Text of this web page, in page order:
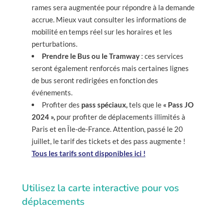
rames sera augmentée pour répondre à la demande
accrue. Mieux vaut consulter les informations de
mobilité en temps réel sur les horaires et les
perturbations.
Prendre le Bus ou le Tramway: ces services
seront également renforcés mais certaines lignes
de bus seront redirigées en fonction des
événements.
Profiter des pass spéciaux,tels que le« Pass JO
2024 », pour profiter de déplacements illimités à
Paris et en Île-de-France. Attention, passé le 20
juillet, le tarif des tickets et des pass augmente !
Tous les tarifs sont disponibles ici !
Utilisez la carte interactive pour vos
déplacements